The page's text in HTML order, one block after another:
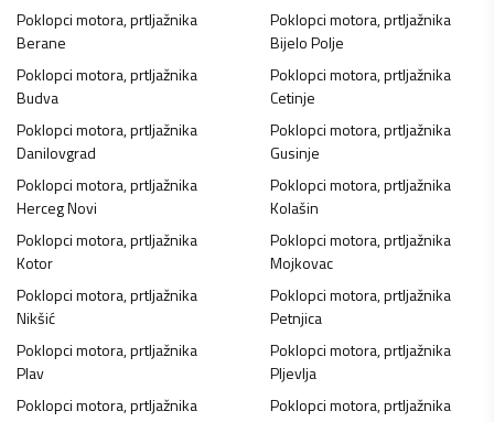
Poklopci motora, prtljažnika
Berane
Poklopci motora, prtljažnika
Bijelo Polje
Poklopci motora, prtljažnika
Budva
Poklopci motora, prtljažnika
Cetinje
Poklopci motora, prtljažnika
Danilovgrad
Poklopci motora, prtljažnika
Gusinje
Poklopci motora, prtljažnika
Herceg Novi
Poklopci motora, prtljažnika
Kolašin
Poklopci motora, prtljažnika
Kotor
Poklopci motora, prtljažnika
Mojkovac
Poklopci motora, prtljažnika
Nikšić
Poklopci motora, prtljažnika
Petnjica
Poklopci motora, prtljažnika
Plav
Poklopci motora, prtljažnika
Pljevlja
Poklopci motora, prtljažnika
Poklopci motora, prtljažnika